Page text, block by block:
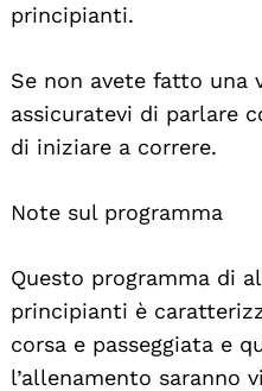
principianti.
Se non avete fatto una
assicuratevi di parlare
di iniziare a correre.
Note sul programma
Questo programma di
principianti è
corsa e passeggiata e
l’allenamento saranno